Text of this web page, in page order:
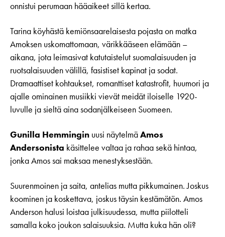
onnistui perumaan hääaikeet sillä kertaa.
Tarina köyhästä kemiönsaarelaisesta pojasta on matka
Amoksen uskomattomaan, värikkääseen elämään –
aikana, jota leimasivat katutaistelut suomalaisuuden ja
ruotsalaisuuden välillä, fasistiset kapinat ja sodat.
Dramaattiset kohtaukset, romanttiset katastrofit, huumori ja
ajalle ominainen musiikki vievät meidät iloiselle 1920-
luvulle ja sieltä aina sodanjälkeiseen Suomeen.
Gunilla Hemmingin uusi näytelmäAmos
Andersonista käsittelee valtaa ja rahaa sekä hintaa,
jonka Amos sai maksaa menestyksestään.
Suurenmoinen ja saita, antelias mutta pikkumainen. Joskus
koominen ja koskettava, joskus täysin kestämätön. Amos
Anderson halusi loistaa julkisuudessa, mutta piilotteli
samalla koko joukon salaisuuksia. Mutta kuka hän oli?